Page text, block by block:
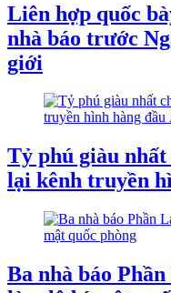
Liên hợp quốc
nhà báo trước
giới
Tỷ phú giàu
lại kênh truyền
Ba nhà báo